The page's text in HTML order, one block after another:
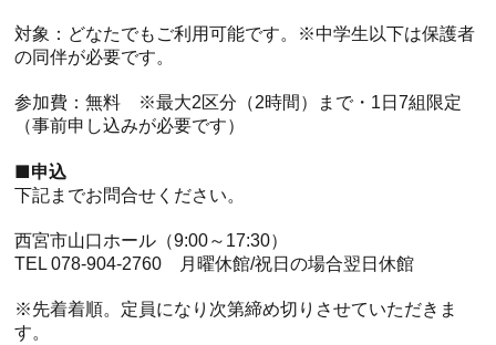
対象：どなたでもご利用可能です。※中学生以下は保護者
の同伴が必要です。
参加費：無料 ※最大2区分（2時間）まで・1日7組限定
（事前申し込みが必要です）
■申込
下記までお問合せください。
西宮市山口ホール（9:00～17:30）
TEL 078-904-2760 月曜休館/祝日の場合翌日休館
※先着着順。定員になり次第締め切りさせていただきま
す。